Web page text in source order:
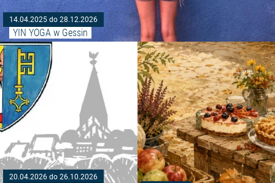
14.04.2025 do 28.12.2026
YIN YOGA w Gessin
20.04.2026 do 26.10.2026
Czytaj więcej: "Wycieczka po